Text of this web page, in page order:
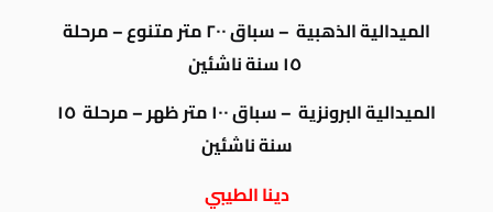
الميدالية الذهبية – سباق ٢٠٠ متر متنوع – مرحلة
الميدالية البرونزية – سباق ١٠٠ متر ظهر – مرحلة ١٥
سنة ناشئين
دينا الطيبي